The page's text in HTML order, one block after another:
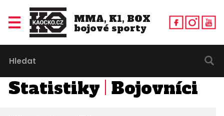
MMA, K1, BOX
bojové sporty
Statistiky Bojovníci